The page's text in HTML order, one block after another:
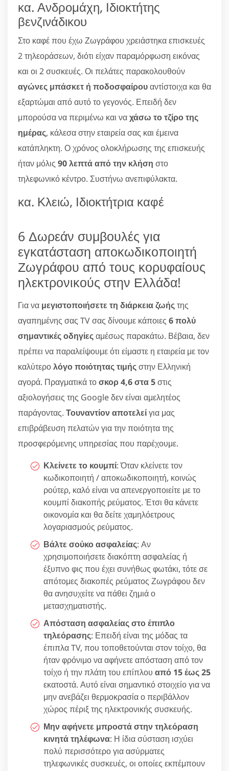
κα. Ανδρομάχη, Ιδιοκτήτης
βενζινάδικου
Στο καφέ που έχω Ζωγράφου χρειάστηκα επισκευές
2 τηλεοράσεων, διότι είχαν παραμόρφωση εικόνας
και οι 2 συσκευές. Οι πελάτες παρακολουθούν
αγώνες μπάσκετ ή ποδοσφαίρουαντίστοιχα και θα
εξαρτώμαι από αυτό το γεγονός. Επειδή δεν
μπορούσα να περιμένω και ναχάσω το τζίρο της
ημέρας, κάλεσα στην εταιρεία σας και έμεινα
κατάπληκτη. Ο χρόνος ολοκλήρωσης της επισκευής
ήταν μόλις 90 λεπτά από την κλήση στο
τηλεφωνικό κέντρο. Συστήνω ανεπιφύλακτα.
κα. Κλειώ, Ιδιοκτήτρια καφέ
6 Δωρεάν συμβουλές για
εγκατάσταση αποκωδικοποιητή
Ζωγράφου από τους κορυφαίους
ηλεκτρονικούς στην Ελλάδα!
Για να μεγιστοποιήσετε τη διάρκεια ζωήςτης
αγαπημένης σας TV σας δίνουμε κάποιες 6 πολύ
σημαντικές οδηγίεςαμέσως παρακάτω. Βέβαια, δεν
πρέπει να παραλείψουμε ότι είμαστε η εταιρεία με τον
καλύτερολόγο ποιότητας τιμήςστην Ελληνική
αγορά. Πραγματικά τοσκορ 4,6 στα 5στις
αξιολογήσεις της Google δεν είναι αμελητέος
παράγοντας. Τουναντίον αποτελείγια μας
επιβράβευση πελατών για την ποιότητα της
προσφερόμενης υπηρεσίας που παρέχουμε.
Κλείνετε το κουμπί: Όταν κλείνετε τον
κωδικοποιητή / αποκωδικοποιητή, κοινώς
ρούτερ, καλό είναι να απενεργοποιείτε με το
κουμπί διακοπής ρεύματος. Έτσι θα κάνετε
οικονομία και θα δείτε χαμηλόετρους
λογαριασμούς ρεύματος.
Βάλτε σούκο ασφαλείας: Αν
χρησιμοποιήσετε διακόπτη ασφαλείας ή
έξυπνο φις που έχει συνήθως φωτάκι, τότε σε
απότομες διακοπές ρεύματος Ζωγράφου δεν
θα ανησυχείτε να πάθει ζημιά ο
μετασχηματιστής.
Απόσταση ασφαλείας στο έπιπλο
τηλεόρασης: Επειδή είναι της μόδας τα
έπιπλα TV, που τοποθετούνται στον τοίχο, θα
ήταν φρόνιμο να αφήνετε απόσταση από τον
τοίχο ή την πλάτη του επίπλου από 15 έως 25
εκατοστά. Αυτό είναι σημαντικό στοιχείο για να
μην ανεβάζει θερμοκρασία ο περιβάλλον
χώρος πέριξ της ηλεκτρονικής συσκευής.
Μην αφήνετε μπροστά στην τηλεόραση
κινητά τηλέφωνα: Η ίδια σύσταση ισχύει
πολύ περισσότερο για ασύρματες
τηλεφωνικές συσκευές, οι οποίες εκπέμπουν